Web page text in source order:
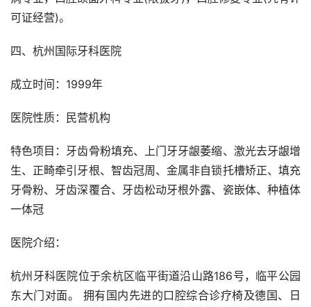
可证经营)。
四、杭州国际牙科医院
成立时间：1999年
医院性质：民营机构
特色项目：牙齿骨粉填充、上门牙牙龈萎缩、激光去牙龈增
生、正畸牵引牙根、智齿冠周、金属非自锁托槽矫正、填充
牙骨粉、牙齿深覆合、牙齿松动牙根外露、瓷嵌体、种植体
一体冠
医院介绍：
杭州牙科医院位于余杭区临平街道沿山路186号，临平公园
东大门对面。 拥有国内先进的口腔综合诊疗椅及德国、日